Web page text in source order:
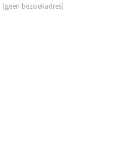
(geen bezoekadres)